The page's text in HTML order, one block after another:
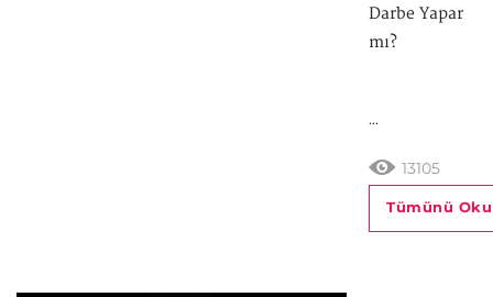
Darbe Yapar
mı?
...
13105
Tümünü Oku